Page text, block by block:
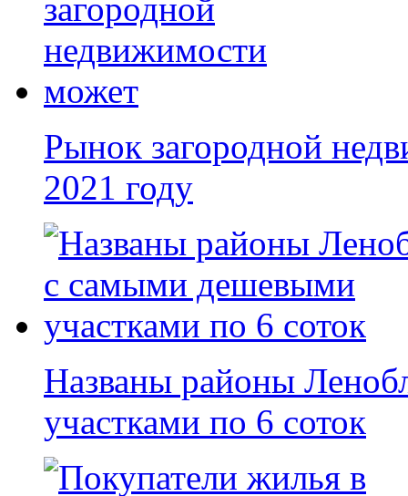
Рынок загородной
2021 году
Названы районы
участками по 6 соток